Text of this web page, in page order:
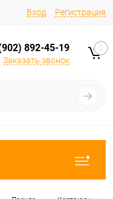
Вход Регистрация
892-45-19
Заказать звонок
0